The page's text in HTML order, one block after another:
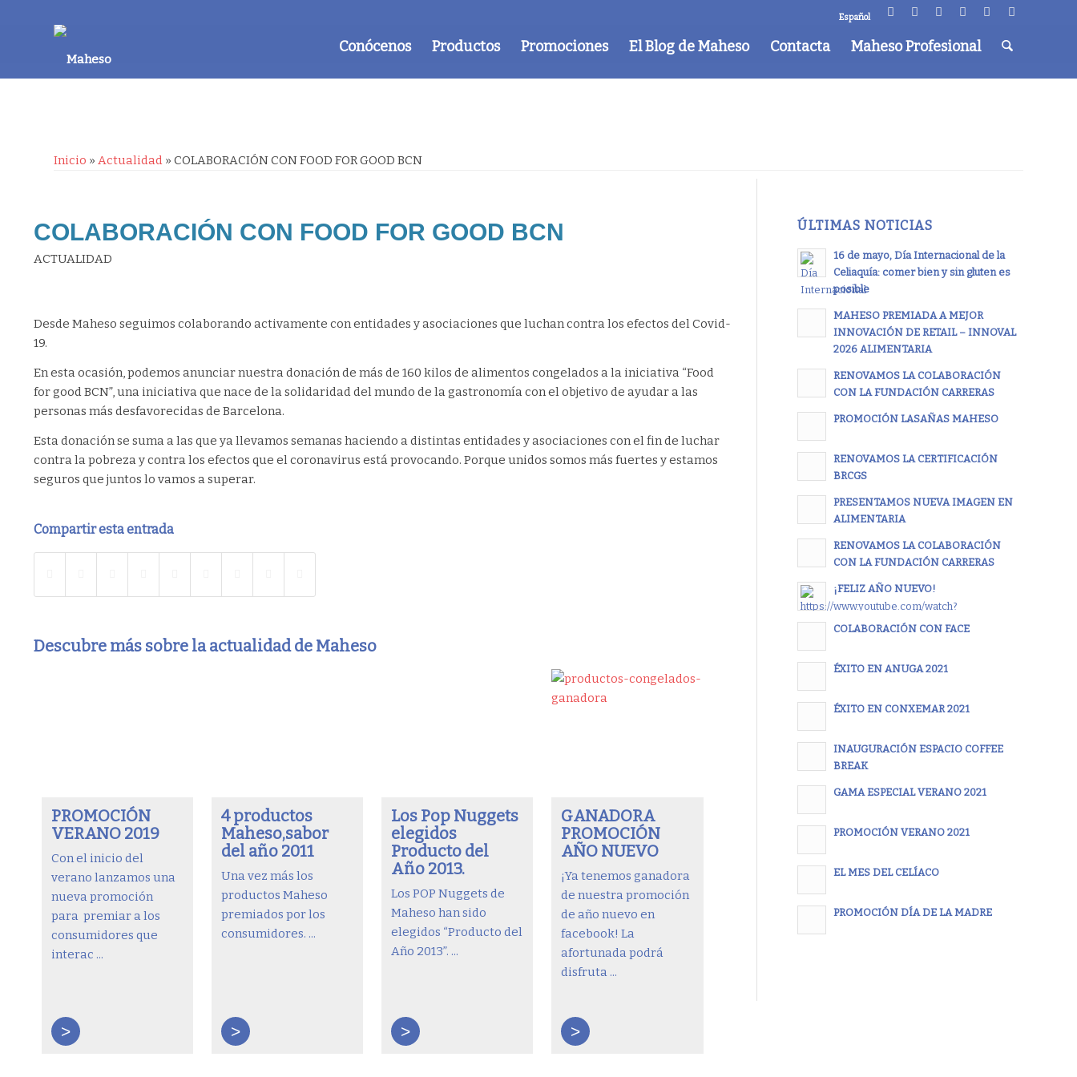
Español
Conócenos Productos Promociones El Blog de Maheso Contacta Maheso Profesional
Inicio » Actualidad » COLABORACIÓN CON FOOD FOR GOOD BCN
COLABORACIÓN CON FOOD FOR GOOD BCN
ACTUALIDAD
Desde Maheso seguimos colaborando activamente con entidades y asociaciones que luchan contra los efectos del Covid-
19.
En esta ocasión, podemos anunciar nuestra donación de más de 160 kilos de alimentos congelados a la iniciativa “Food
for good BCN”, una iniciativa que nace de la solidaridad del mundo de la gastronomía con el objetivo de ayudar a las
personas más desfavorecidas de Barcelona.
Esta donación se suma a las que ya llevamos semanas haciendo a distintas entidades y asociaciones con el fin de luchar
contra la pobreza y contra los efectos que el coronavirus está provocando. Porque unidos somos más fuertes y estamos
seguros que juntos lo vamos a superar.
Compartir esta entrada
Descubre más sobre la actualidad de Maheso
PROMOCIÓN
VERANO 2019
Con el inicio del
verano lanzamos una
nueva promoción
para premiar a los
consumidores que
interac ...
>
4 productos
Maheso,sabor
del año 2011
Una vez más los
productos Maheso
premiados por los
consumidores. ...
>
Los Pop Nuggets
elegidos
Producto del
Año 2013.
Los POP Nuggets de
Maheso han sido
elegidos “Producto del
Año 2013”. ...
>
GANADORA
PROMOCIÓN
AÑO NUEVO
¡Ya tenemos ganadora
de nuestra promoción
de año nuevo en
facebook! La
afortunada podrá
disfruta ...
>
ÚLTIMAS NOTICIAS
16 de mayo, Día Internacional de la
Celiaquía: comer bien y sin gluten es
posible
MAHESO PREMIADA A MEJOR
INNOVACIÓN DE RETAIL – INNOVAL
2026 ALIMENTARIA
RENOVAMOS LA COLABORACIÓN
CON LA FUNDACIÓN CARRERAS
PROMOCIÓN LASAÑAS MAHESO
RENOVAMOS LA CERTIFICACIÓN
BRCGS
PRESENTAMOS NUEVA IMAGEN EN
ALIMENTARIA
RENOVAMOS LA COLABORACIÓN
CON LA FUNDACIÓN CARRERAS
¡FELIZ AÑO NUEVO!
COLABORACIÓN CON FACE
ÉXITO EN ANUGA 2021
ÉXITO EN CONXEMAR 2021
INAUGURACIÓN ESPACIO COFFEE
BREAK
GAMA ESPECIAL VERANO 2021
PROMOCIÓN VERANO 2021
EL MES DEL CELÍACO
PROMOCIÓN DÍA DE LA MADRE